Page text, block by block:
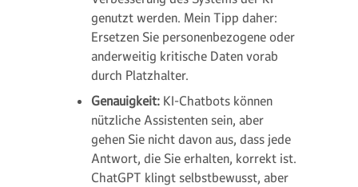
genutzt werden. Mein Tipp daher:
Ersetzen Sie personenbezogene oder
anderweitig kritische Daten vorab
durch Platzhalter.
Genauigkeit: KI-Chatbots können
nützliche Assistenten sein, aber
gehen Sie nicht davon aus, dass jede
Antwort, die Sie erhalten, korrekt ist.
ChatGPT klingt selbstbewusst, aber